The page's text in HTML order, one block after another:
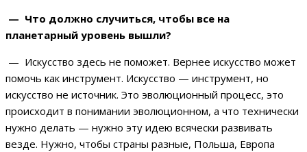
— Что должно случиться, чтобы все на
планетарный уровень вышли?
— Искусство здесь не поможет. Вернее искусство может
помочь как инструмент. Искусство — инструмент, но
искусство не источник. Это эволюционный процесс, это
происходит в понимании эволюционном, а что технически
нужно делать — нужно эту идею всячески развивать
везде. Нужно, чтобы страны разные, Польша, Европа